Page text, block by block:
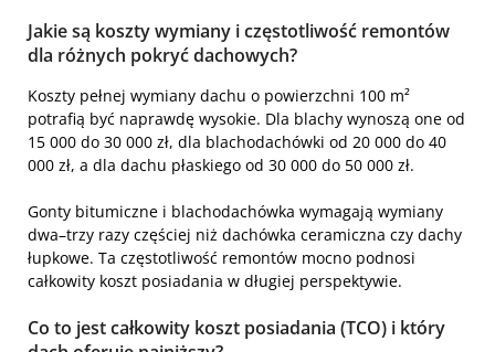
Jakie są koszty wymiany i częstotliwość remontów
dla różnych pokryć dachowych?
Koszty pełnej wymiany dachu o powierzchni 100 m²
potrafią być naprawdę wysokie. Dla blachy wynoszą one od
15 000 do 30 000 zł, dla blachodachówki od 20 000 do 40
000 zł, a dla dachu płaskiego od 30 000 do 50 000 zł.
Gonty bitumiczne i blachodachówka wymagają wymiany
dwa–trzy razy częściej niż dachówka ceramiczna czy dachy
łupkowe. Ta częstotliwość remontów mocno podnosi
całkowity koszt posiadania w długiej perspektywie.
Co to jest całkowity koszt posiadania (TCO) i który